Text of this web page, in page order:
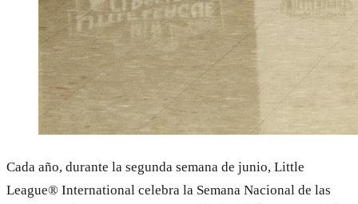
Cada año, durante la segunda semana de junio, Little
League® International celebra la Semana Nacional de las